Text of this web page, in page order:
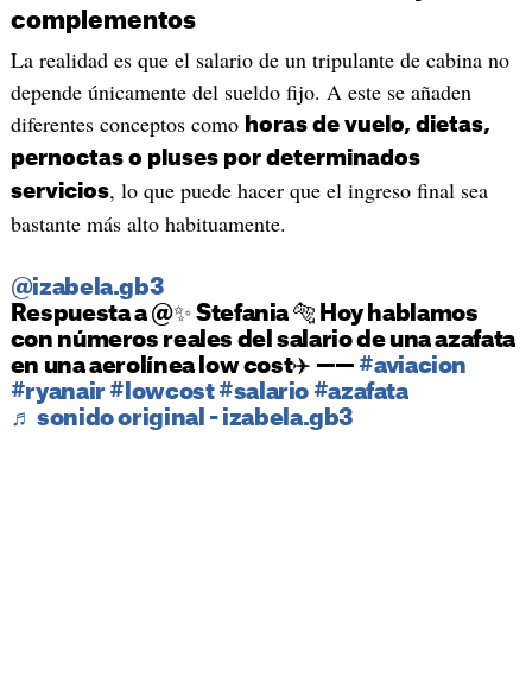
complementos
La realidad es que el salario de un tripulante de cabina no
depende únicamente del sueldo fijo. A este se añaden
diferentes conceptos como horas de vuelo, dietas,
pernoctas o pluses por determinados
servicios, lo que puede hacer que el ingreso final sea
bastante más alto habituamente.
@izabela.gb3
Respuesta a @✨️ Stefania 🐅 Hoy hablamos
con números reales del salario de una azafata
en una aerolínea low cost✈️ —— #aviacion
#ryanair #lowcost #salario #azafata
♬ sonido original - izabela.gb3